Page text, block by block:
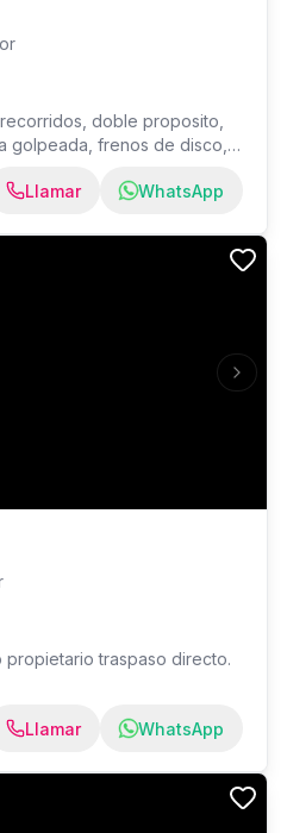
doble proposito,
golpeada, frenos de disco,
Llamar WhatsApp
Next
propietario traspaso directo.
Llamar WhatsApp